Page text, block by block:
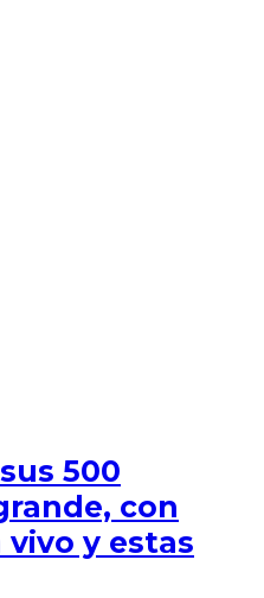
500
con
vivo y estas